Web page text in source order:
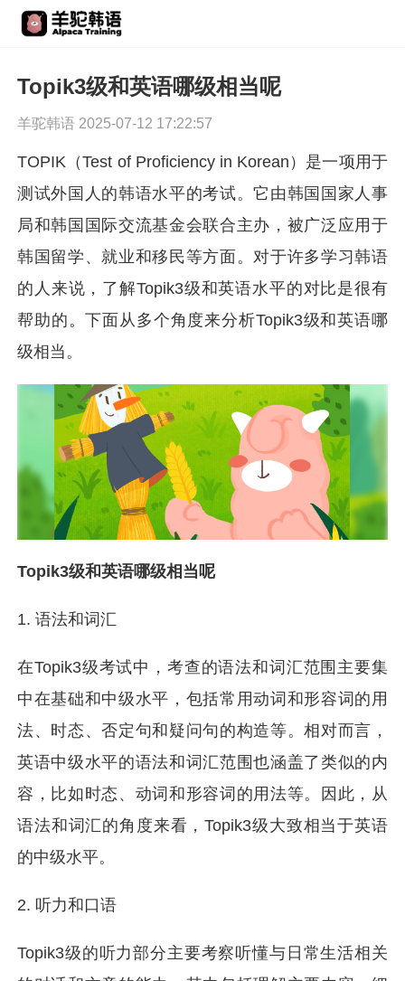
Topik3级和英语哪级相当呢
羊驼韩语 2025-07-12 17:22:57
TOPIK（Test of Proficiency in Korean）是一项用于
测试外国人的韩语水平的考试。它由韩国国家人事
局和韩国国际交流基金会联合主办，被广泛应用于
韩国留学、就业和移民等方面。对于许多学习韩语
的人来说，了解Topik3级和英语水平的对比是很有
帮助的。下面从多个角度来分析Topik3级和英语哪
级相当。
Topik3级和英语哪级相当呢
1. 语法和词汇
在Topik3级考试中，考查的语法和词汇范围主要集
中在基础和中级水平，包括常用动词和形容词的用
法、时态、否定句和疑问句的构造等。相对而言，
英语中级水平的语法和词汇范围也涵盖了类似的内
容，比如时态、动词和形容词的用法等。因此，从
语法和词汇的角度来看，Topik3级大致相当于英语
的中级水平。
2. 听力和口语
Topik3级的听力部分主要考察听懂与日常生活相关